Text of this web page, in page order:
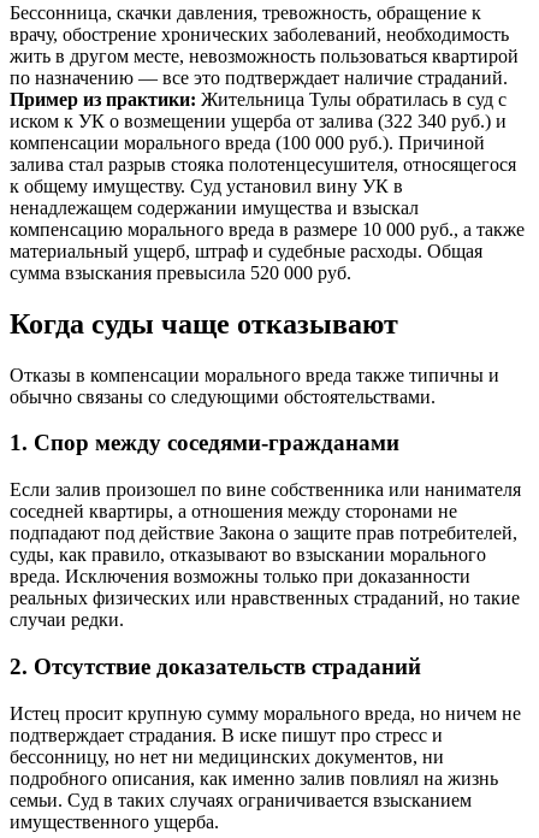
Бессонница, скачки давления, тревожность, обращение к
врачу, обострение хронических заболеваний, необходимость
жить в другом месте, невозможность пользоваться квартирой
по назначению — все это подтверждает наличие страданий.
Пример из практики: Жительница Тулы обратилась в суд с
иском к УК о возмещении ущерба от залива (322 340 руб.) и
компенсации морального вреда (100 000 руб.). Причиной
залива стал разрыв стояка полотенцесушителя, относящегося
к общему имуществу. Суд установил вину УК в
ненадлежащем содержании имущества и взыскал
компенсацию морального вреда в размере 10 000 руб., а также
материальный ущерб, штраф и судебные расходы. Общая
сумма взыскания превысила 520 000 руб.
Когда суды чаще отказывают
Отказы в компенсации морального вреда также типичны и
обычно связаны со следующими обстоятельствами.
1. Спор между соседями-гражданами
Если залив произошел по вине собственника или нанимателя
соседней квартиры, а отношения между сторонами не
подпадают под действие Закона о защите прав потребителей,
суды, как правило, отказывают во взыскании морального
вреда. Исключения возможны только при доказанности
реальных физических или нравственных страданий, но такие
случаи редки.
2. Отсутствие доказательств страданий
Истец просит крупную сумму морального вреда, но ничем не
подтверждает страдания. В иске пишут про стресс и
бессонницу, но нет ни медицинских документов, ни
подробного описания, как именно залив повлиял на жизнь
семьи. Суд в таких случаях ограничивается взысканием
имущественного ущерба.